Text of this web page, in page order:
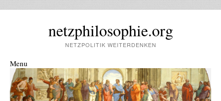
netzphilosophie.org
NETZPOLITIK WEITERDENKEN
Menu
Skip to content